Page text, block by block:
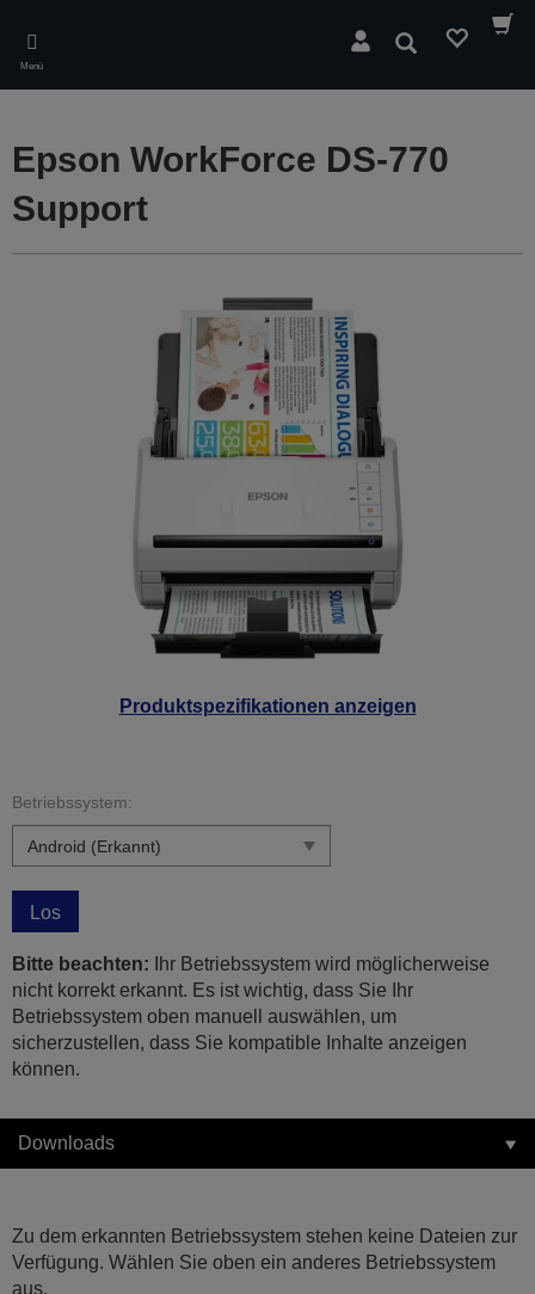
main
content
Menü
Suchen
Produktspezifikationen anzeigen
Epson WorkForce DS-770
Support
Betriebssystem:
Los
Bitte beachten: Ihr Betriebssystem wird möglicherweise
nicht korrekt erkannt. Es ist wichtig, dass Sie Ihr
Betriebssystem oben manuell auswählen, um
sicherzustellen, dass Sie kompatible Inhalte anzeigen
können.
Downloads
Zu dem erkannten Betriebssystem stehen keine Dateien zur
Verfügung. Wählen Sie oben ein anderes Betriebssystem
aus.